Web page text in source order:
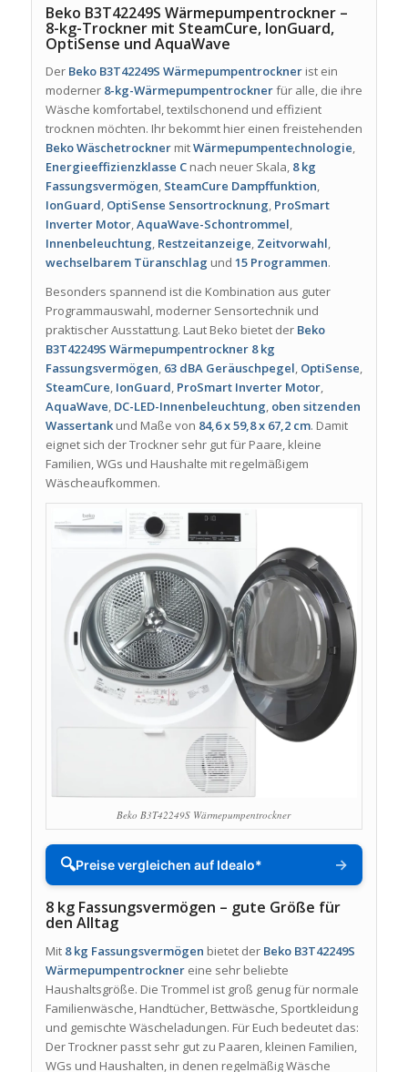
Beko B3T42249S Wärmepumpentrockner –
8-kg-Trockner mit SteamCure, IonGuard,
OptiSense und AquaWave
Der Beko B3T42249S Wärmepumpentrocknerist ein
moderner 8-kg-Wärmepumpentrocknerfür alle, die ihre
Wäsche komfortabel, textilschonend und effizient
trocknen möchten. Ihr bekommt hier einen freistehenden
Beko WäschetrocknermitWärmepumpentechnologie,
Energieeffizienzklasse Cnach neuer Skala, 8 kg
Fassungsvermögen, SteamCure Dampffunktion,
IonGuard, OptiSense Sensortrocknung, ProSmart
Inverter Motor,AquaWave-Schontrommel,
Innenbeleuchtung, Restzeitanzeige, Zeitvorwahl,
wechselbarem Türanschlag und 15 Programmen.
Besonders spannend ist die Kombination aus guter
Programmauswahl, moderner Sensortechnik und
praktischer Ausstattung. Laut Beko bietet der Beko
B3T42249S Wärmepumpentrockner 8 kg
Fassungsvermögen, 63 dBA Geräuschpegel, OptiSense,
SteamCure, IonGuard, ProSmart Inverter Motor,
AquaWave, DC-LED-Innenbeleuchtung, oben sitzenden
Wassertankund Maße von 84,6 x 59,8 x 67,2 cm. Damit
eignet sich der Trockner sehr gut für Paare, kleine
Familien, WGs und Haushalte mit regelmäßigem
Wäscheaufkommen.
Beko B3T42249S Wärmepumpentrockner
🔍Preise vergleichen auf Idealo* →
8 kg Fassungsvermögen – gute Größe für
den Alltag
Mit 8 kg Fassungsvermögen bietet der Beko B3T42249S
Wärmepumpentrocknereine sehr beliebte
Haushaltsgröße. Die Trommel ist groß genug für normale
Familienwäsche, Handtücher, Bettwäsche, Sportkleidung
und gemischte Wäscheladungen. Für Euch bedeutet das:
Der Trockner passt sehr gut zu Paaren, kleinen Familien,
WGs und Haushalten, in denen regelmäßig Wäsche